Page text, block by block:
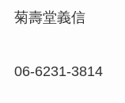
菊壽堂義信
06-6231-3814